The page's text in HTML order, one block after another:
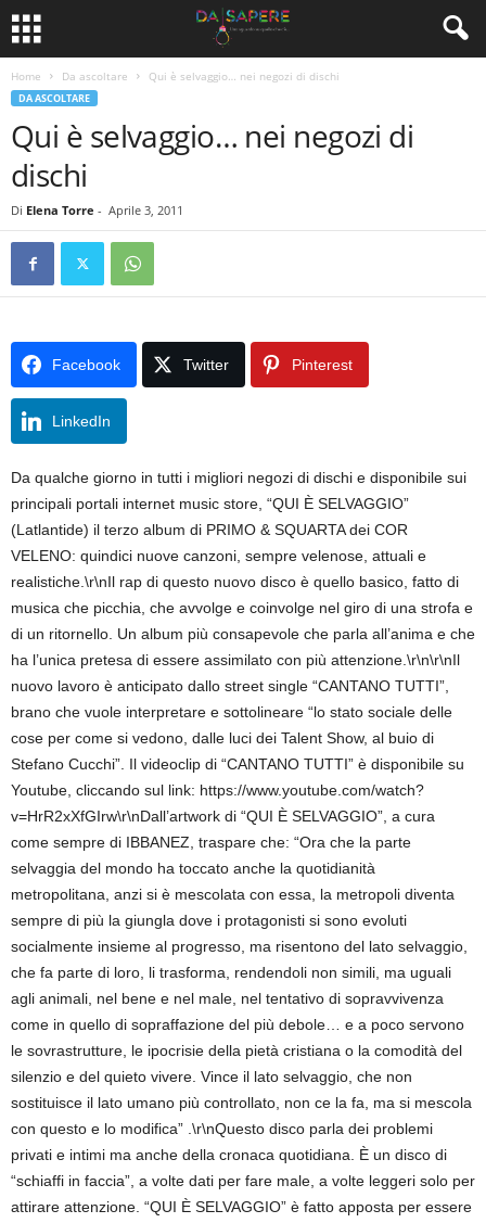
Home Da ascoltare Qui è selvaggio… nei negozi di dischi
DA ASCOLTARE
Qui è selvaggio… nei negozi di
dischi
Di Elena Torre - Aprile 3, 2011
Facebook Twitter Pinterest
LinkedIn
Da qualche giorno in tutti i migliori negozi di dischi e disponibile sui
principali portali internet music store, “QUI È SELVAGGIO”
(Latlantide) il terzo album di PRIMO & SQUARTA dei COR
VELENO: quindici nuove canzoni, sempre velenose, attuali e
realistiche.\r\nIl rap di questo nuovo disco è quello basico, fatto di
musica che picchia, che avvolge e coinvolge nel giro di una strofa e
di un ritornello. Un album più consapevole che parla all’anima e che
ha l’unica pretesa di essere assimilato con più attenzione.\r\n\r\nIl
nuovo lavoro è anticipato dallo street single “CANTANO TUTTI”,
brano che vuole interpretare e sottolineare “lo stato sociale delle
cose per come si vedono, dalle luci dei Talent Show, al buio di
Stefano Cucchi”. Il videoclip di “CANTANO TUTTI” è disponibile su
Youtube, cliccando sul link: https://www.youtube.com/watch?
v=HrR2xXfGIrw\r\nDall’artwork di “QUI È SELVAGGIO”, a cura
come sempre di IBBANEZ, traspare che: “Ora che la parte
selvaggia del mondo ha toccato anche la quotidianità
metropolitana, anzi si è mescolata con essa, la metropoli diventa
sempre di più la giungla dove i protagonisti si sono evoluti
socialmente insieme al progresso, ma risentono del lato selvaggio,
che fa parte di loro, li trasforma, rendendoli non simili, ma uguali
agli animali, nel bene e nel male, nel tentativo di sopravvivenza
come in quello di sopraffazione del più debole… e a poco servono
le sovrastrutture, le ipocrisie della pietà cristiana o la comodità del
silenzio e del quieto vivere. Vince il lato selvaggio, che non
sostituisce il lato umano più controllato, non ce la fa, ma si mescola
con questo e lo modifica” .\r\nQuesto disco parla dei problemi
privati e intimi ma anche della cronaca quotidiana. È un disco di
“schiaffi in faccia”, a volte dati per fare male, a volte leggeri solo per
attirare attenzione. “QUI È SELVAGGIO” è fatto apposta per essere